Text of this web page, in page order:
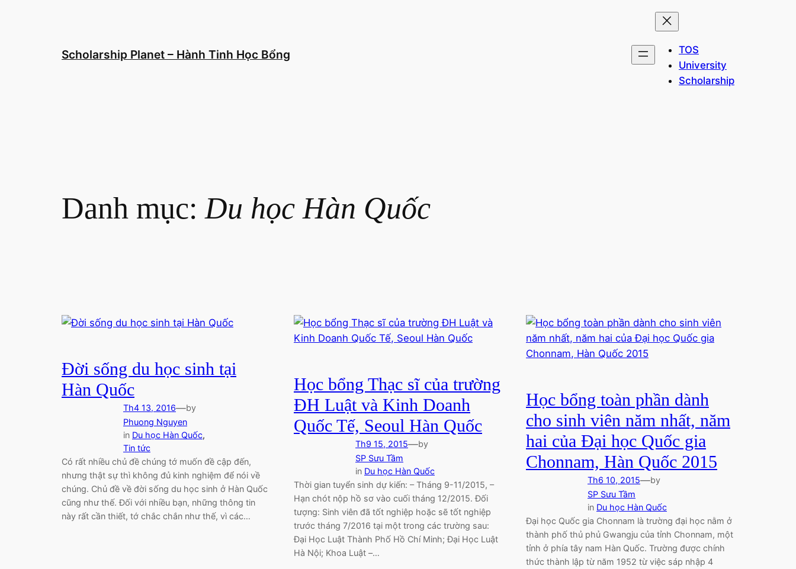
Scholarship Planet – Hành Tinh Học Bổng
TOS
University
Scholarship
Danh mục:Du học Hàn Quốc
Đời sống du học sinh tại
Hàn Quốc
Th4 13, 2016—by
Phuong Nguyen
in Du học Hàn Quốc
Tin tức
Có rất nhiều chủ đề chúng tớ muốn đề cập đến,
nhưng thật sự thì không đủ kinh nghiệm để nói về
chúng. Chủ đề về đời sống du học sinh ở Hàn Quốc
cũng như thế. Đối với nhiều bạn, những thông tin
này rất cần thiết, tớ chắc chắn như thế, vì các…
Học bổng Thạc sĩ của trường
ĐH Luật và Kinh Doanh
Quốc Tế, Seoul Hàn Quốc
Th9 15, 2015—by
SP Sưu Tầm
in Du học Hàn Quốc
Thời gian tuyển sinh dự kiến: – Tháng 9-11/2015, –
Hạn chót nộp hồ sơ vào cuối tháng 12/2015. Đối
tượng: Sinh viên đã tốt nghiệp hoặc sẽ tốt nghiệp
trước tháng 7/2016 tại một trong các trường sau:
Đại Học Luật Thành Phố Hồ Chí Minh; Đại Học Luật
Hà Nội; Khoa Luật –…
Học bổng toàn phần dành
cho sinh viên năm nhất, năm
hai của Đại học Quốc gia
Chonnam, Hàn Quốc 2015
Th6 10, 2015—by
SP Sưu Tầm
in Du học Hàn Quốc
Đại học Quốc gia Chonnam là trường đại học nằm ở
thành phố thủ phủ Gwangju của tỉnh Chonnam, một
tỉnh ở phía tây nam Hàn Quốc. Trường được chính
thức thành lập từ năm 1952 từ việc sáp nhập 4